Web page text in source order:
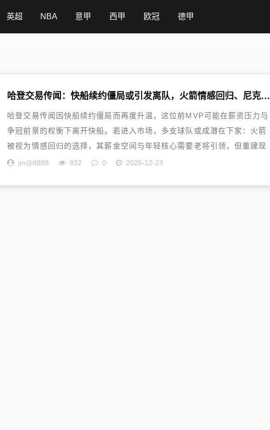
英超 NBA 意甲 西甲 欧冠 德甲
哈登交易传闻：快船续约僵局或引发离队，火箭情感回归、尼克斯商业舞台、魔术进攻发动机成潜在下家
哈登交易传闻因快船续约僵局而再度升温，这位前MVP可能在薪资压力与
争冠前景的权衡下离开快船。若进入市场，多支球队或成潜在下家：火箭
被视为情感回归的选择，其薪金空间与年轻核心需要老将引领，但重建现
状与...jm@8888 832 0 2025-12-23